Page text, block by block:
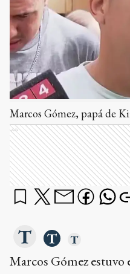
Marcos Gómez, papá de
Ads
Marcos Gómez estuvo